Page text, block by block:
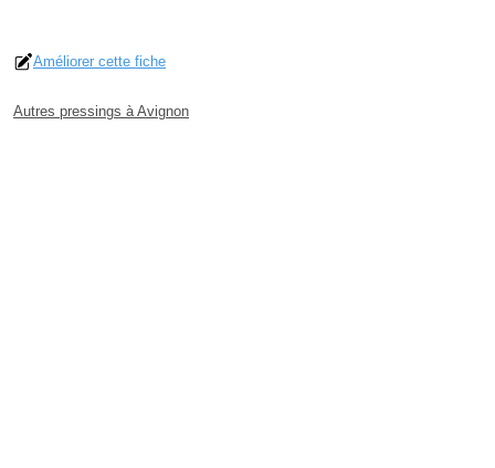
Améliorer cette fiche
Autres pressings à Avignon